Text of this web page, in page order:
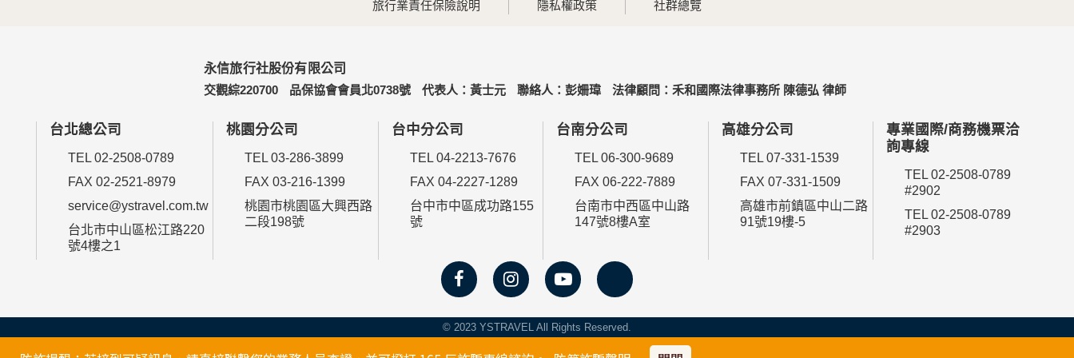
旅行業責任保險說明 隱私權政策 社群總覽
永信旅行社股份有限公司
交觀綜220700
品保協會會員北0738號 代表人：黃士元 聯絡人：彭姍瑋 法律顧問：禾和國際法律事務所 陳德弘 律師
台北總公司
TEL 02-2508-0789
FAX 02-2521-8979
service@ystravel.com.tw
台北市中山區松江路220
號4樓之1
桃園分公司
TEL 03-286-3899
FAX 03-216-1399
桃園市桃園區大興西路
二段198號
台中分公司
TEL 04-2213-7676
FAX 04-2227-1289
台中市中區成功路155
號
台南分公司
TEL 06-300-9689
FAX 06-222-7889
台南市中西區中山路
147號8樓A室
高雄分公司
TEL 07-331-1539
FAX 07-331-1509
高雄市前鎮區中山二路
91號19樓-5
專業國際/商務機票洽
詢專線
TEL 02-2508-0789
#2902
TEL 02-2508-0789
#2903
© 2023 YSTRAVEL All Rights Reserved.